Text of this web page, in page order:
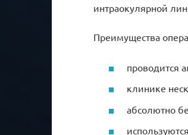
интраокулярной
Преимущества
проводится
клинике
абсолютно